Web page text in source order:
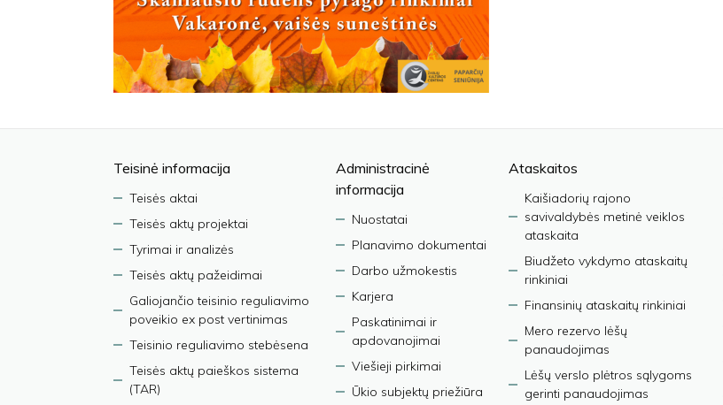
Teisinė informacija
Teisės aktai
Teisės aktų projektai
Tyrimai ir analizės
Teisės aktų pažeidimai
Galiojančio teisinio reguliavimo
poveikio ex post vertinimas
Teisinio reguliavimo stebėsena
Teisės aktų paieškos sistema
(TAR)
Administracinė
informacija
Nuostatai
Planavimo dokumentai
Darbo užmokestis
Karjera
Paskatinimai ir
apdovanojimai
Viešieji pirkimai
Ūkio subjektų priežiūra
Ataskaitos
Kaišiadorių rajono
savivaldybės metinė veiklos
ataskaita
Biudžeto vykdymo ataskaitų
rinkiniai
Finansinių ataskaitų rinkiniai
Mero rezervo lėšų
panaudojimas
Lėšų verslo plėtros sąlygoms
gerinti panaudojimas